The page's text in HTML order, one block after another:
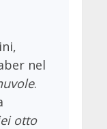
nel
.
otto